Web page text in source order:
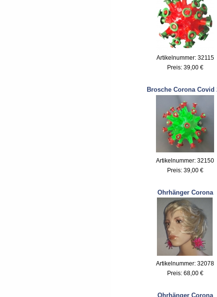
Artikelnummer: 32115
Preis: 39,00 €
Brosche Corona Covid
Artikelnummer: 32150
Preis: 39,00 €
Ohrhänger Corona
Artikelnummer: 32078
Preis: 68,00 €
Ohrhänger Corona